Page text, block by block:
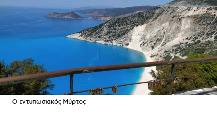
Ο εντυπωσιακός Μύρτος